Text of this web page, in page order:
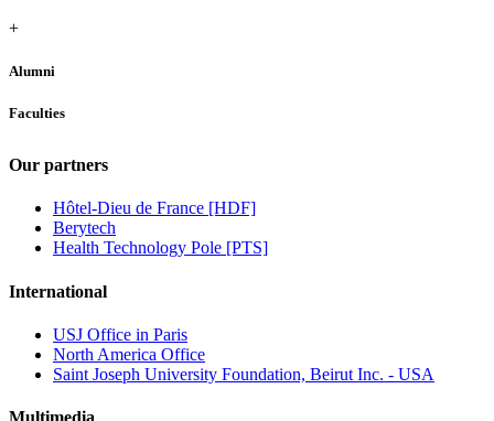
+
Alumni
Faculties
Our partners
Hôtel-Dieu de France [HDF]
Berytech
Health Technology Pole [PTS]
International
USJ Office in Paris
North America Office
Saint Joseph University Foundation, Beirut Inc. - USA
Multimedia